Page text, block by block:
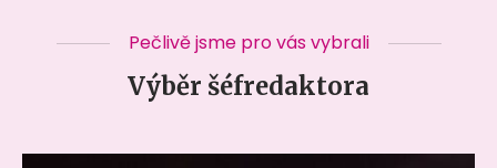
Pečlivě jsme pro vás vybrali
Výběr šéfredaktora